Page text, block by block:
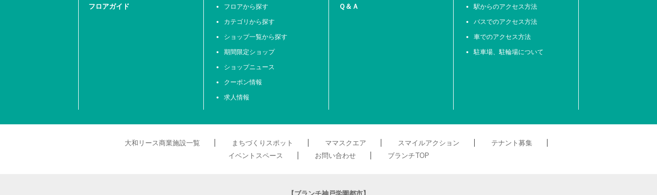
フロアガイド
フロアから探す
カテゴリから探す
ショップ一覧から探す
期間限定ショップ
ショップニュース
クーポン情報
求人情報
Ｑ＆Ａ
駅からのアクセス方法
バスでのアクセス方法
車でのアクセス方法
駐車場、駐輪場について
大和リース商業施設一覧 まちづくりスポット ママスクエア スマイルアクション
テナント募集
イベントスペース
お問い合わせ ブランチTOP